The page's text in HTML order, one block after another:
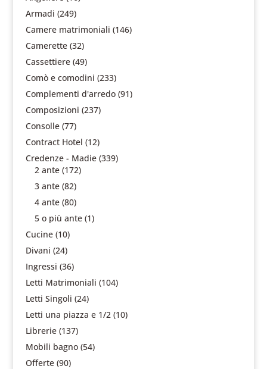
Armadi (249)
Camere matrimoniali (146)
Camerette (32)
Cassettiere (49)
Comò e comodini (233)
Complementi d'arredo (91)
Composizioni (237)
Consolle (77)
Contract Hotel (12)
Credenze - Madie (339)
2 ante (172)
3 ante (82)
4 ante (80)
5 o più ante (1)
Cucine (10)
Divani (24)
Ingressi (36)
Letti Matrimoniali (104)
Letti Singoli (24)
Letti una piazza e 1/2 (10)
Librerie (137)
Mobili bagno (54)
Offerte (90)